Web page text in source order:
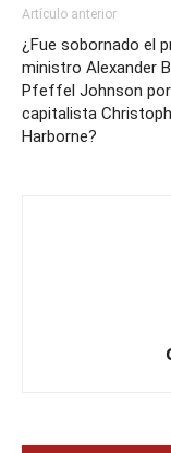
Artículo anterior
¿Fue sobornado el
ministro Alexander
Pfeffel Johnson
capitalista
Harborne?